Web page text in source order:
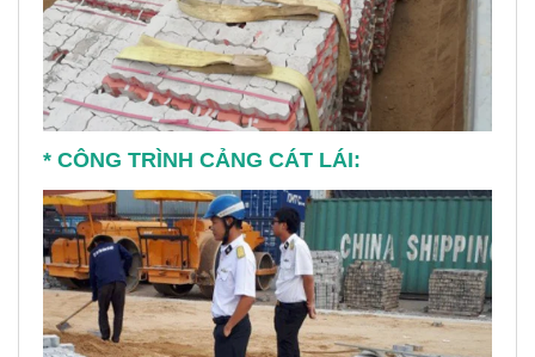
* CÔNG TRÌNH CẢNG CÁT LÁI: